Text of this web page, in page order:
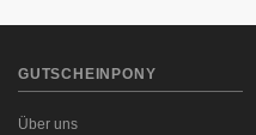
GUTSCHEINPONY
Über uns